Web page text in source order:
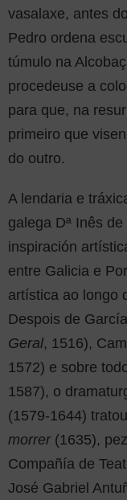
vasalaxe, antes
Pedro ordena
túmulo na
procedeuse a
para que, na
primeiro que
do outro.
A lendaria e
galega Dª Inês
inspiración
entre Galicia e
artística ao longo
Despois de
Geral, 1516),
1572) e sobre
1587), o
(1579-1644)
morrer(1635),
Compañía de
José Gabriel